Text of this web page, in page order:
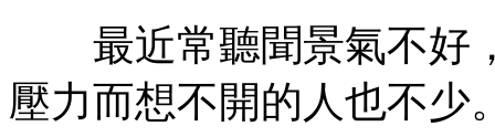
最近常聽聞景氣不好
壓力而想不開的人也不少